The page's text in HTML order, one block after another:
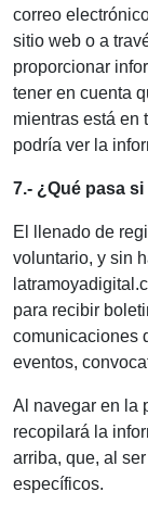
correo
sitio web o a
proporcionar
tener en cuenta
mientras está en
podría ver la
7.- ¿Qué pasa
El llenado de
voluntario, y sin
para recibir
comunicaciones
eventos,
Al navegar en la
recopilará la
arriba, que, al
específicos.